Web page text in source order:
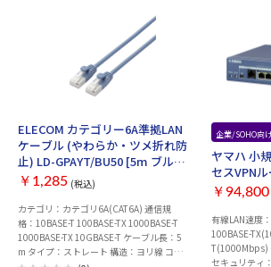
ーと自動連携、2)天気予報、3)タイマー/
インターバルタイマー、4)電話の通知表
示、5)アラームと日にち、IFTTT搭載で
Alexaとの連携も可能です。
ー付 モール
ネクター ○
ター ○ ケー
ジ形態 ポリ
ELECOM カテゴリー6A準拠LAN
ケーブル (やわらか・ツメ折れ防
止) LD-GPAYT/BU50 [5m ブル
ー]
￥1,285 (税込)
カテゴリ：カテゴリ6A(CAT6A) 通信規
格：10BASE-T 100BASE-TX 1000BASE-T
1000BASE-TX 10GBASE-T ケーブル長：5
m タイプ：ストレート 構造：ヨリ線 コネ
企業/SOHO向
ヤマハ 小
セスVPN
￥94,800
有線LAN速度
100BASE-
T(1000Mbps)
セキュリティ